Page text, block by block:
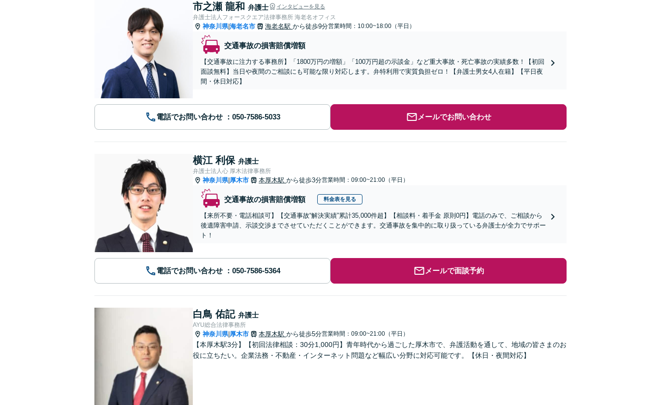
市之瀬 龍和 弁護士 インタビューを見る
弁護士法人フォースクエア法律事務所 海老名オフィス
神奈川県|海老名市 海老名駅 から徒歩9分営業時間：10:00~18:00（平日）
交通事故の損害賠償増額
【交通事故に注力する事務所】「1800万円の増額」「100万円超の示談金」など重大事故・死亡事故の実績多数！【初回
面談無料】当日や夜間のご相談にも可能な限り対応します。弁特利用で実質負担ゼロ！【弁護士男女4人在籍】【平日夜
間・休日対応】
電話でお問い合わせ メールでお問い合わせ
横江 利保 弁護士
弁護士法人心 厚木法律事務所
神奈川県| 厚木市 本厚木駅 から徒歩3分営業時間：09:00~21:00（平日）
交通事故の損害賠償増額 料金表を見る
【来所不要・電話相談可】【交通事故“解決実績”累計35,000件超】【相談料・着手金 原則0円】電話のみで、ご相談から
後遺障害申請、示談交渉までさせていただくことができます。交通事故を集中的に取り扱っている弁護士が全力でサポー
ト！
電話でお問い合わせ メールで面談予約
白鳥 佑記 弁護士
AYU総合法律事務所
神奈川県| 厚木市 本厚木駅 から徒歩5分営業時間：09:00~21:00（平日）
【本厚木駅3分】【初回法律相談：30分1,000円】青年時代から過ごした厚木市で、弁護活動を通して、地域の皆さまのお
役に立ちたい。企業法務・不動産・インターネット問題など幅広い分野に対応可能です。【休日・夜間対応】